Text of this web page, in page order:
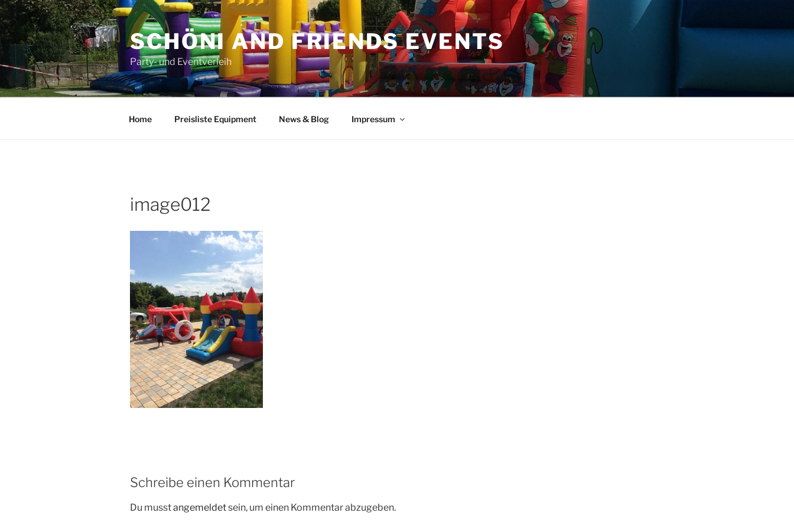
Zum
Inhalt
springen
SCHÖNI AND FRIENDS EVENTS
Party- und Eventverleih
Home Preisliste Equipment News & Blog Impressum
image012
Schreibe einen Kommentar
Du musstangemeldetsein, um einen Kommentar abzugeben.